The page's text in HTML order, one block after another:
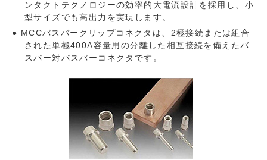
ンタクトテクノロジーの効率的大電流設計を採用し、小
型サイズでも高出力を実現します。
MCCバスバークリップコネクタは、2極接続または組合
された単極400A容量用の分離した相互接続を備えたバ
スバー対バスバーコネクタです。